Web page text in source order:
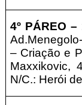
4º PÁREO –
– Criação e
Maxxikovic,
N/C.: Herói